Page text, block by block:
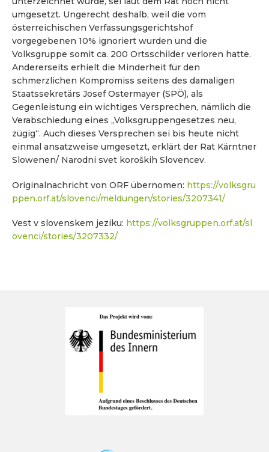
umgesetzt. Ungerecht deshalb, weil die vom
österreichischen Verfassungsgerichtshof
vorgegebenen 10% ignoriert wurden und die
Volksgruppe somit ca. 200 Ortsschilder verloren hatte.
Andererseits erhielt die Minderheit für den
schmerzlichen Kompromiss seitens des damaligen
Staatssekretärs Josef Ostermayer (SPÖ), als
Gegenleistung ein wichtiges Versprechen, nämlich die
Verabschiedung eines „Volksgruppengesetzes neu,
zügig“. Auch dieses Versprechen sei bis heute nicht
einmal ansatzweise umgesetzt, erklärt der Rat Kärntner
Slowenen/ Narodni svet koroških Slovencev.
Originalnachricht von ORF übernomen: https://volksgru
ppen.orf.at/slovenci/meldungen/stories/3207341/
Vest v slovenskem jeziku: https://volksgruppen.orf.at/sl
ovenci/stories/3207332/